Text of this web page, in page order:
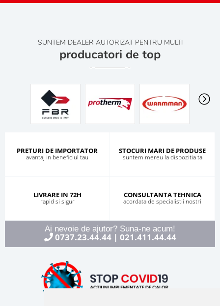
SUNTEM DEALER AUTORIZAT PENTRU MULTI
producatori de top
PRETURI DE IMPORTATOR
avantaj in beneficiul tau
STOCURI MARI DE PRODUSE
suntem mereu la dispozitia ta
LIVRARE IN 72H
rapid si sigur
CONSULTANTA TEHNICA
acordata de specialistii nostri
Ai nevoie de ajutor? Suna-ne acum!
0737.23.44.44| 021.411.44.44